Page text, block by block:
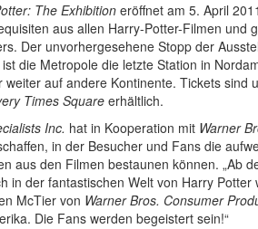
The Exhibition eröffnet am 5. April
aus allen Harry-Potter-Filmen und
Der unvorhergesehene Stopp der
die Metropole die letzte Station in
weiter auf andere Kontinente. Tickets sind
Times Square erhältlich.
Inc. hat in Kooperation mit Warner
in der Besucher und Fans die
aus den Filmen bestaunen können. „Ab
in der fantastischen Welt von Harry
McTier von Warner Bros. Consumer
Die Fans werden begeistert sein!“